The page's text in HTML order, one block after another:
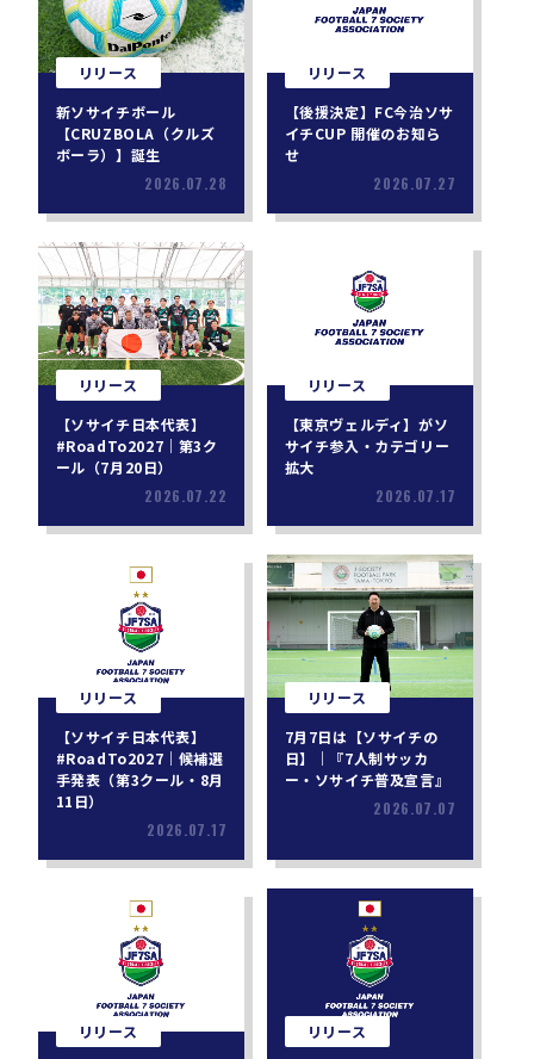
リリース
新ソサイチボール
【CRUZBOLA（クルズ
ボーラ）】誕生
2026.07.28
リリース
【後援決定】FC今治ソサ
イチCUP 開催のお知ら
せ
2026.07.27
リリース
【ソサイチ日本代表】
#RoadTo2027｜第3ク
ール（7月20日）
2026.07.22
リリース
【東京ヴェルディ】がソ
サイチ参入・カテゴリー
拡大
2026.07.17
リリース
【ソサイチ日本代表】
#RoadTo2027｜候補選
手発表（第3クール・8月
11日）
2026.07.17
リリース
7月7日は【ソサイチの
日】｜『7人制サッカ
ー・ソサイチ普及宣言』
2026.07.07
リリース
リリース